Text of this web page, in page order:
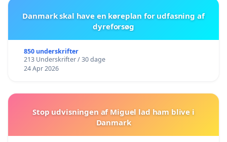
Danmark skal have en køreplan for udfasning af
dyreforsøg
850 underskrifter
213 Underskrifter / 30 dage
24 Apr 2026
Stop udvisningen af Miguel lad ham blive i
Danmark